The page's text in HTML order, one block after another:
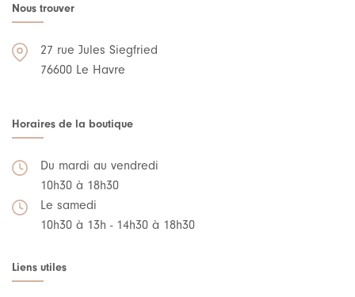
Nous trouver
27 rue Jules Siegfried
76600 Le Havre
Horaires de la boutique
Du mardi au vendredi
10h30 à 18h30
Le samedi
10h30 à 13h - 14h30 à 18h30
Liens utiles